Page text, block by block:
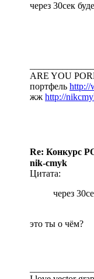
через 30сек
ARE YOU
портфель http://
жж http://
Re: Конкурс
nik-cmyk
Цитата:
через
это ты о чём?